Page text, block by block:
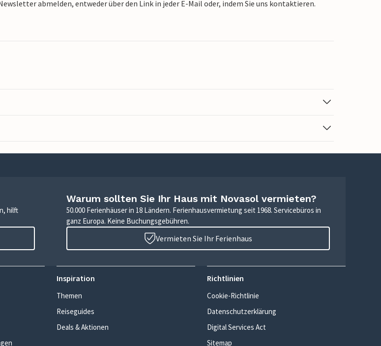
abmelden, entweder über den Link in jeder E-Mail oder, indem Sie uns kontaktieren.
hilft
Warum sollten Sie Ihr Haus mit Novasol vermieten?
50.000 Ferienhäuser in 18 Ländern. Ferienhausvermietung seit 1968. Servicebüros in
ganz Europa. Keine Buchungsgebühren.
Vermieten Sie Ihr Ferienhaus
Inspiration
Themen
Reiseguides
Deals & Aktionen
Richtlinien
Cookie-Richtlinie
Datenschutzerklärung
Digital Services Act
Sitemap